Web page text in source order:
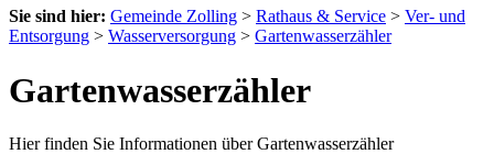
Sie sind hier: Gemeinde Zolling > Rathaus & Service > Ver- und
Entsorgung > Wasserversorgung > Gartenwasserzähler
Gartenwasserzähler
Hier finden Sie Informationen über Gartenwasserzähler